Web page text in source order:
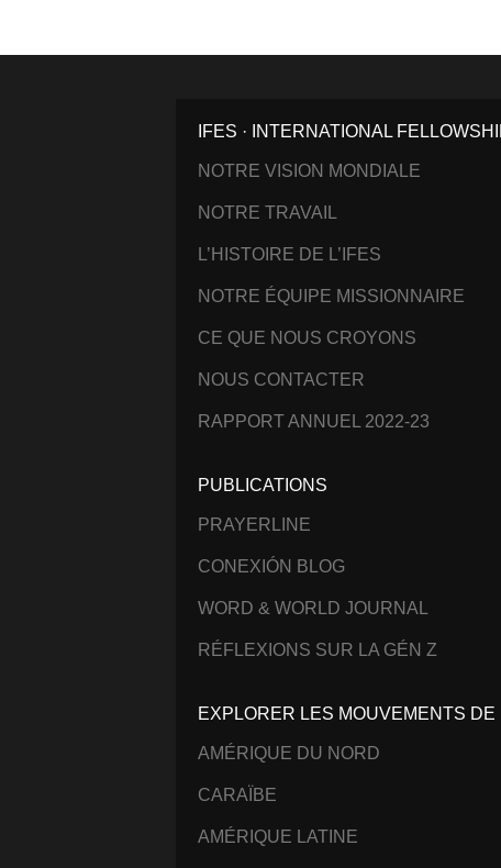
IFES · INTERNATIONAL
NOTRE VISION MONDIALE
NOTRE TRAVAIL
L’HISTOIRE DE L’IFES
NOTRE ÉQUIPE MISSIONNAIRE
CE QUE NOUS CROYONS
NOUS CONTACTER
RAPPORT ANNUEL 2022-23
PUBLICATIONS
PRAYERLINE
CONEXIÓN BLOG
WORD & WORLD JOURNAL
RÉFLEXIONS SUR LA GÉN Z
EXPLORER LES MOUVEMENTS DE
AMÉRIQUE DU NORD
CARAÏBE
AMÉRIQUE LATINE